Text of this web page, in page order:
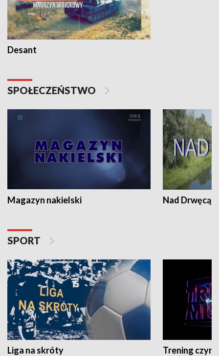
Desant
SPOŁECZEŃSTWO
Magazyn nakielski Nad Drwęcą
SPORT
Liga na skróty Trening czyni